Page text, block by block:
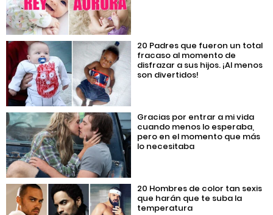
20 Padres que fueron un total
fracaso al momento de
disfrazar a sus hijos. ¡Al menos
son divertidos!
Gracias por entrar a mi vida
cuando menos lo esperaba,
pero en el momento que más
lo necesitaba
20 Hombres de color tan sexis
que harán que te suba la
temperatura